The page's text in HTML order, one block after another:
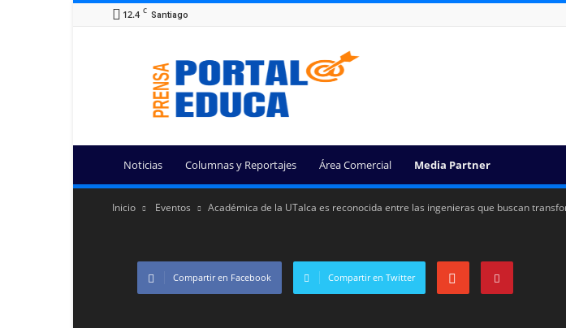
12.4 C Santiago
Portal
Educa
Noticias Columnas y Reportajes Área Comercial Media Partner
Inicio Eventos Académica de la UTalca es reconocida entre las ingenieras que buscan
Compartir en Facebook Compartir en Twitter